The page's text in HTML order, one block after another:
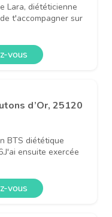
Lara, diététicienne
t'accompagner sur
vous
d’Or, 25120
BTS diététique
ensuite exercée
vous